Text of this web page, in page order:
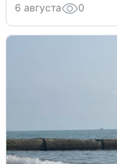
6 августа 0